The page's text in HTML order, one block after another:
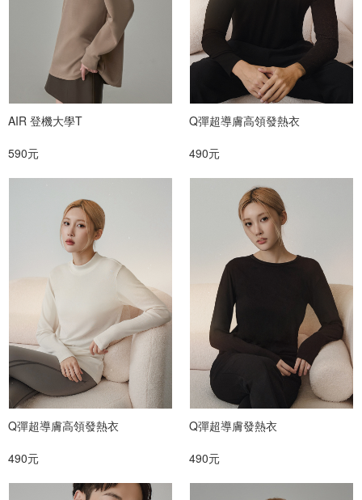
AIR 登機大學T
590元
Q彈超導膚高領發熱衣
490元
Q彈超導膚高領發熱衣
490元
Q彈超導膚發熱衣
490元